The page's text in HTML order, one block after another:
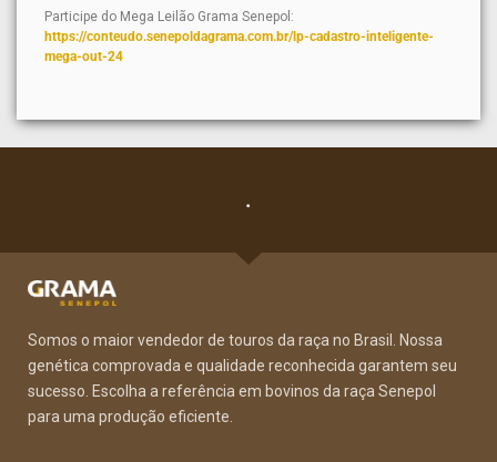
Participe do Mega Leilão Grama Senepol:
https://conteudo.senepoldagrama.com.br/lp-cadastro-inteligente-
mega-out-24
.
Somos o maior vendedor de touros da raça no Brasil. Nossa
genética comprovada e qualidade reconhecida garantem seu
sucesso. Escolha a referência em bovinos da raça Senepol
para uma produção eficiente.